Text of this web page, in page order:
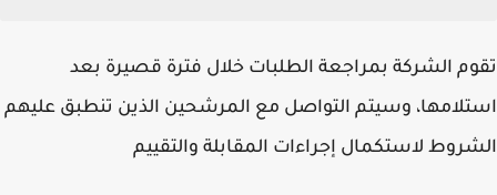
تقوم الشركة بمراجعة الطلبات خلال فترة قصيرة بعد
استلامها، وسيتم التواصل مع المرشحين الذين تنطبق عليهم
الشروط لاستكمال إجراءات المقابلة والتقييم